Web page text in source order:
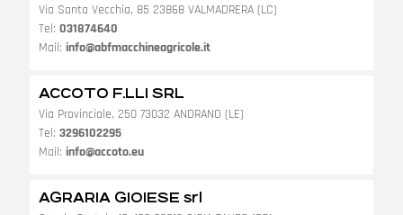
Via Santa Vecchia, 85 23868 VALMADRERA (LC)
Tel: 031874640
Mail: info@abfmacchineagricole.it
ACCOTO F.LLI SRL
Via Provinciale, 250 73032 ANDRANO (LE)
Tel: 3296102295
Mail: info@accoto.eu
AGRARIA GIOIESE srl